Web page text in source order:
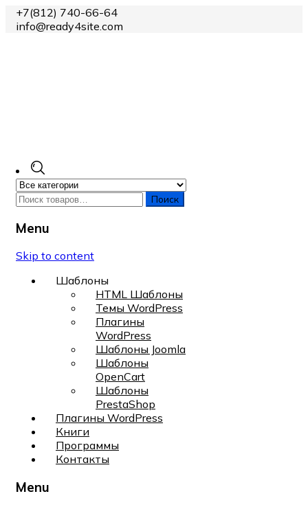
+7(812) 740-66-64
info@ready4site.com
Поиск
Menu
Skip to content
Шаблоны
HTML Шаблоны
Темы WordPress
Плагины
WordPress
Шаблоны Joomla
Шаблоны
OpenCart
Шаблоны
PrestaShop
Плагины WordPress
Книги
Программы
Контакты
Menu